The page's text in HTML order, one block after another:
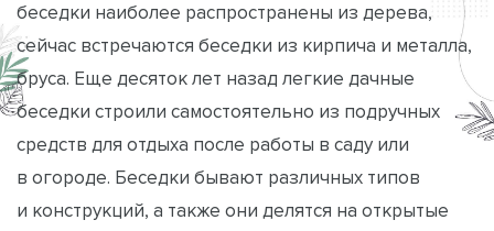
беседки наиболее распространены из дерева,
сейчас встречаются беседки из кирпича и металла,
бруса. Еще десяток лет назад легкие дачные
беседки строили самостоятельно из подручных
средств для отдыха после работы в саду или
в огороде. Беседки бывают различных типов
и конструкций, а также они делятся на открытые